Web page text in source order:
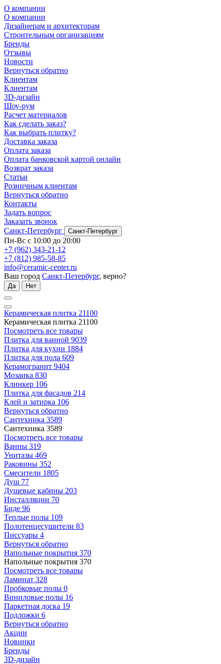
О компании
О компании
Дизайнерам и архитекторам
Строительным организациям
Бренды
Отзывы
Новости
Вернуться обратно
Клиентам
Клиентам
3D-дизайн
Шоу-рум
Расчет материалов
Как сделать заказ?
Как выбрать плитку?
Доставка заказа
Оплата заказа
Оплата банковской картой онлайн
Возврат заказа
Статьи
Розничным клиентам
Вернуться обратно
Контакты
Задать вопрос
Заказать звонок
Санкт-Петербург
Санкт-Петербург
Пн-Вс с 10:00 до 20:00
+7 (962) 343-21-12
+7 (812) 985-58-85
info@ceramic-center.ru
Ваш город Санкт-Петербург, верно?
Да Нет
Керамическая плитка 21100
Керамическая плитка 21100
Посмотреть все товары
Плитка для ванной 9039
Плитка для кухни 1884
Плитка для пола 609
Керамогранит 9404
Мозаика 830
Клинкер 106
Плитка для фасадов 214
Клей и затирка 106
Вернуться обратно
Сантехника 3589
Сантехника 3589
Посмотреть все товары
Ванны 319
Унитазы 469
Раковины 352
Смесители 1805
Душ 77
Душевые кабины 203
Инсталляции 70
Биде 96
Теплые полы 109
Полотенцесушители 83
Писсуары 4
Вернуться обратно
Напольные покрытия 370
Напольные покрытия 370
Посмотреть все товары
Ламинат 328
Пробковые полы 0
Виниловые полы 16
Паркетная доска 19
Подложки 6
Вернуться обратно
Акции
Новинки
Бренды
3D-дизайн